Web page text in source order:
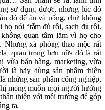
sử dụng được, nhưng lúc đó
đó để ăn và uống, chứ không
họ nói “tắm đủ rồi, sạch đủ rồi.
quan tâm lắm vì họ cho
Nhưng xà phòng thảo mộc rất
quan trọng hơn nữa đó là rất
vừa bán hàng, marketing, vừa
là hãy dùng sản phẩm thiên
những sản phẩm công nghiệp,
mong muốn mọi người hướng
thiện với môi trường để góp
ta.